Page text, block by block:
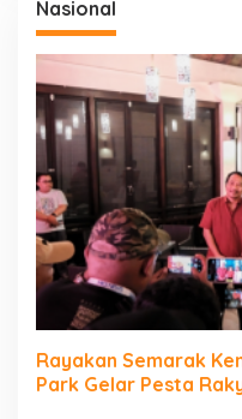
Nasional
Rayakan Semarak
Park Gelar Pesta